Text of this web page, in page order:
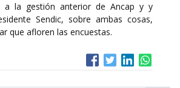
a la gestión anterior de Ancap y y
Sendic, sobre ambas cosas,
que afloren las encuestas.